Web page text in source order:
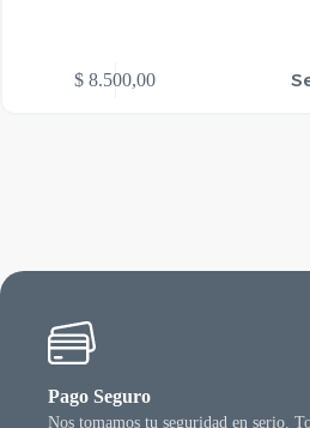
$ 8.500,00
Pago Seguro
Nos tomamos tu seguridad en serio.